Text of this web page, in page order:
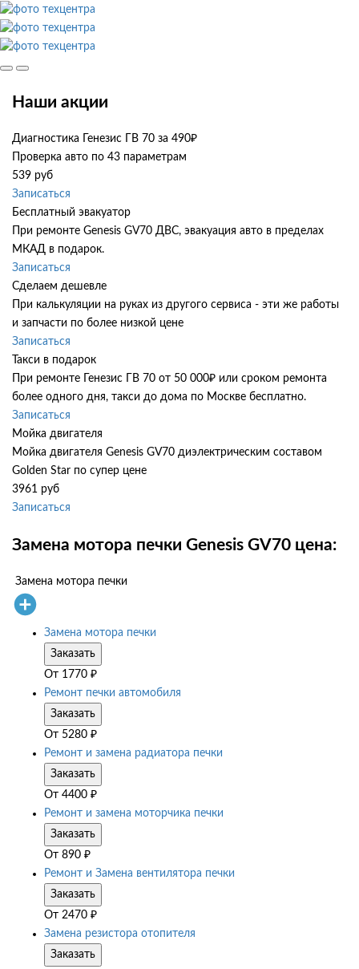
Наши акции
Диагностика Генезис ГВ 70 за 490₽
Проверка авто по 43 параметрам
539 руб
Записаться
Бесплатный эвакуатор
При ремонте Genesis GV70 ДВС, эвакуация авто в пределах
МКАД в подарок.
Записаться
Сделаем дешевле
При калькуляции на руках из другого сервиса - эти же работы
и запчасти по более низкой цене
Записаться
Такси в подарок
При ремонте Генезис ГВ 70 от 50 000₽ или сроком ремонта
более одного дня, такси до дома по Москве бесплатно.
Записаться
Мойка двигателя
Мойка двигателя Genesis GV70 диэлектрическим составом
Golden Star по супер цене
3961 руб
Записаться
Замена мотора печки Genesis GV70 цена:
Замена мотора печки
Замена мотора печки
Заказать
От 1770 ₽
Ремонт печки автомобиля
Заказать
От 5280 ₽
Ремонт и замена радиатора печки
Заказать
От 4400 ₽
Ремонт и замена моторчика печки
Заказать
От 890 ₽
Ремонт и Замена вентилятора печки
Заказать
От 2470 ₽
Замена резистора отопителя
Заказать